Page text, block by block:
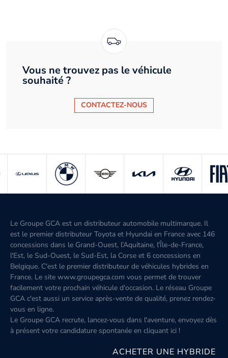
Vous ne trouvez pas le véhicule
souhaité ?
CONTACTEZ-NOUS
Le Groupe GCA est un distributeur automobile multimarque. Il
est le premier distributeur Toyota et Hyundai en France avec 146
concessions dans le Grand-Ouest, l’Aquitaine, l'Île-de-France,
l'Est, le Sud-Ouest, le Sud-Est, la Corse et 6 concessions en
Belgique. C'est le premier distributeur de véhicules hybrides en
France. Le site www.groupegca.com vous permet de trouver
facilement votre prochain véhicule d'occasion. Le réseau Groupe
GCA c'est aussi un service après-vente de qualité, prenez rendez-
vous en ligne.
Le Groupe GCA recrute, lancez-vous dans l'aventure, envoyez dès
à présent votre candidature spontanée en cliquant ici !
ACHETER UNE HYBRIDE